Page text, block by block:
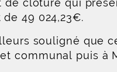
de clôture qui
49 024,23€.
souligné que
communal puis à